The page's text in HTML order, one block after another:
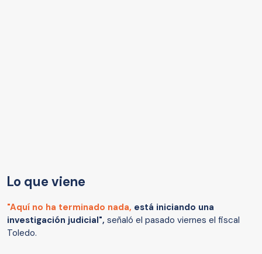
Lo que viene
"Aquí no ha terminado nada, está iniciando una
investigación judicial", señaló el pasado viernes el fiscal
Toledo.